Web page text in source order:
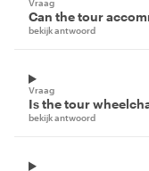
Vraag
Can the tour
bekijk antwoord
Vraag
Is the tour
bekijk antwoord